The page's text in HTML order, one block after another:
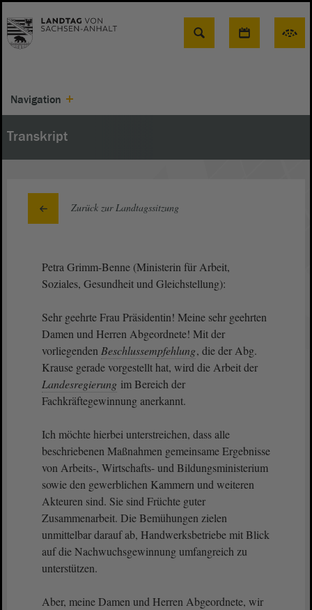
Suche
Navigation
Transkript
Zurück zur Landtagssitzung
Petra Grimm-Benne (Ministerin für Arbeit,
Soziales, Gesundheit und Gleichstellung):
Sehr geehrte Frau Präsidentin! Meine sehr geehrten
Damen und Herren Abgeordnete! Mit der
vorliegenden Beschlussempfehlung, die der Abg.
Krause gerade vorgestellt hat, wird die Arbeit der
Landesregierung im Bereich der
Fachkräftegewinnung anerkannt.
Ich möchte hierbei unterstreichen, dass alle
beschriebenen Maßnahmen gemeinsame Ergebnisse
von Arbeits-, Wirtschafts- und Bildungsministerium
sowie den gewerblichen Kammern und weiteren
Akteuren sind. Sie sind Früchte guter
Zusammenarbeit. Die Bemühungen zielen
unmittelbar darauf ab, Handwerksbetriebe mit Blick
auf die Nachwuchsgewinnung umfangreich zu
unterstützen.
Aber, meine Damen und Herren Abgeordnete, wir